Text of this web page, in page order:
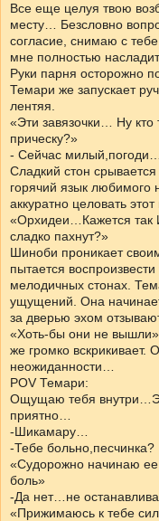
Все еще целуя твою
месту… Безсловно
согласие, снимаю с
мне полностью
Руки парня осторожно
Темари же запускает
лентяя.
«Эти завязочки… Ну кто
прическу?»
- Сейчас
Сладкий стон
горячий язык любимого
аккуратно целовать
«Орхидеи…Кажется так
сладко пахнут?»
Шиноби проникает
пытается
мелодичных стонах.
ущущений. Она
за дверью эхом
«Хоть-бы они не
же громко вскрикивает.
неожиданности…
POV Темари:
Ощущаю тебя
приятно…
-Шикамару…
-Тебе больно,песчинка?
«Судорожно начинаю ее
боль»
-Да нет…не
«Прижимаюсь к тебе